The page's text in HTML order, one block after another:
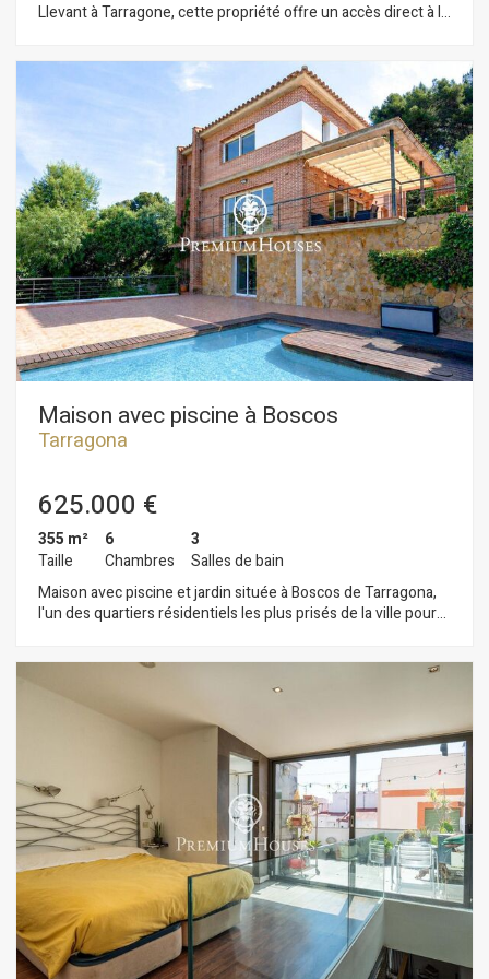
Llevant à Tarragone, cette propriété offre un accès direct à la
appartement, de plain-pied, comprend un salon-salle à
manger, une cuisine, une chambre et une salle de bains
manger, une cuisine, une chambre double et une chambre
simple, ainsi qu'un WC séparé. Le premier étage abrite deux
chambres doubles et une salle de bains complète. À l'étage
supérieur, la propriété dispose d'un solarium offrant une vue
imprenable sur la mer. La propriété dispose également d'un
débarras et d'un garage. Urbanitzacions de Llevant est l'un
des emplacements les plus privilégiés de Tarragone, où la
tranquillité, la mer et l'intimité cohabitent avec la proximité de
tous les services. Un environnement résidentiel haut de
gamme dans une ville classée au patrimoine mondial de
l'UNESCO, qui allie histoire, qualité de vie et essence
méditerranéenne.
Maison avec piscine à Boscos
Tarragona
625.000 €
355 m²
Taille
6
Chambres
3
Salles de bain
Maison avec piscine et jardin située à Boscos de Tarragona,
l'un des quartiers résidentiels les plus prisés de la ville pour
le hall d'entrée et une salle polyvalente avec cheminée. Cet
espace communique directement avec la terrasse et le jardin
avec piscine, créant ainsi une transition harmonieuse entre
l'intérieur et l'extérieur de la maison. Le premier étage est
dédié à l'espace de vie. Il comprend un vaste salon-salle à
manger doté de grandes baies vitrées, une cuisine
indépendante donnant accès à la terrasse latérale et au jardin,
une chambre double et une salle de bains complète. Le
deuxième étage abrite l'espace nuit, composé de trois
chambres doubles, dont une en suite avec dressing, ainsi
qu'une salle de bains complète supplémentaire. L'une des
chambres donne accès au grenier avec solarium. Au sous-sol
se trouvent le garage pouvant accueillir deux véhicules et un
débarras pratique. La propriété dispose également d'une pré-
installation pour un ascenseur, facilitant la communication